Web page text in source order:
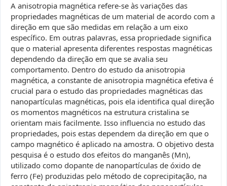
A anisotropia magnética refere-se às variações das
propriedades magnéticas de um material de acordo com a
direção em que são medidas em relação a um eixo
específico. Em outras palavras, essa propriedade significa
que o material apresenta diferentes respostas magnéticas
dependendo da direção em que se avalia seu
comportamento. Dentro do estudo da anisotropia
magnética, a constante de anisotropia magnética efetiva é
crucial para o estudo das propriedades magnéticas das
nanopartículas magnéticas, pois ela identifica qual direção
os momentos magnéticos na estrutura cristalina se
orientam mais facilmente. Isso influencia no estudo das
propriedades, pois estas dependem da direção em que o
campo magnético é aplicado na amostra. O objetivo desta
pesquisa é o estudo dos efeitos do manganês (Mn),
utilizado como dopante de nanopartículas de óxido de
ferro (Fe) produzidas pelo método de coprecipitação, na